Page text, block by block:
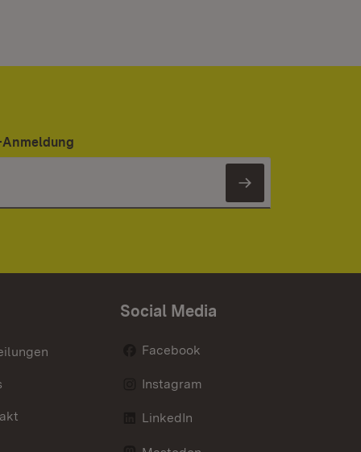
Newsletter
Social Media
Facebook
Instagram
LinkedIn